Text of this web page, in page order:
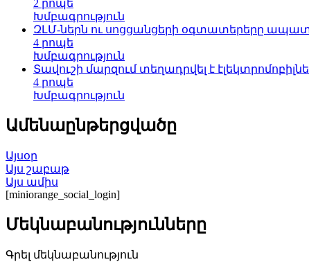
2 րոպե
Խմբագրություն
ԶԼՄ-ներն ու սոցցանցերի օգտատերերը
4 րոպե
Խմբագրություն
Տավուշի մարզում տեղադրվել է
4 րոպե
Խմբագրություն
Ամենաընթերցվածը
Այսօր
Այս շաբաթ
Այս ամիս
[miniorange_social_login]
Մեկնաբանությունները
Գրել մեկնաբանություն